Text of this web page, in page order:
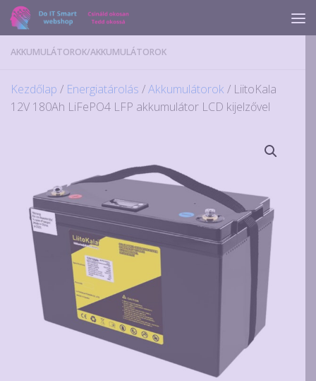
Skip to content
AKKUMULÁTOROK/AKKUMULÁTOROK
Kezdőlap / Energiatárolás /Akkumulátorok / LiitoKala
12V 180Ah LiFePO4 LFP akkumulátor LCD kijelzővel